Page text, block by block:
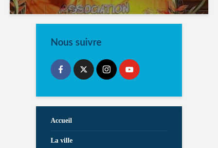
Nous suivre
Accueil
La ville